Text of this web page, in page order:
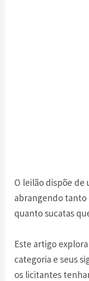
O leilão dispõe de
abrangendo tanto
quanto sucatas
Este artigo
categoria e seus
os licitantes